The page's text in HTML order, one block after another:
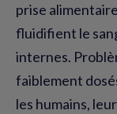
prise
fluidifient le
internes.
faiblement
les humains,